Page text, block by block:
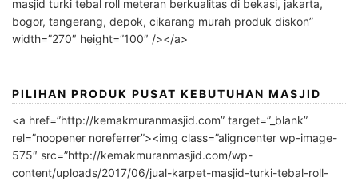
masjid turki tebal roll meteran berkualitas di bekasi, jakarta,
bogor, tangerang, depok, cikarang murah produk diskon”
width=”270″ height=”100″ /></a>
PILIHAN PRODUK PUSAT KEBUTUHAN MASJID
<a href=”http://kemakmuranmasjid.com” target=”_blank”
rel=”noopener noreferrer”><img class=”aligncenter wp-image-
575″ src=”http://kemakmuranmasjid.com/wp-
content/uploads/2017/06/jual-karpet-masjid-turki-tebal-roll-